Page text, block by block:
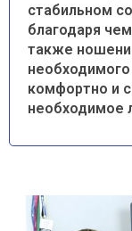
стабильном
благодаря
также
комфортно и
необходимое